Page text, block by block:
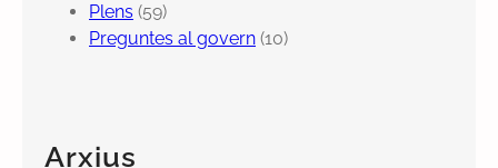
Plens (59)
Preguntes al govern (10)
Arxius